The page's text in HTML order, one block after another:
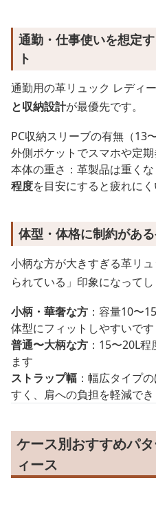
通勤・仕事使いを想定
ト
通勤用の革リュック レディ
と収納設計が最優先です。
PC収納スリーブの有無（13
外側ポケットでスマホや定
本体の重さ：革製品は重くな
程度を目安にすると疲れに
体型・体格に制約があ
小柄な方が大きすぎる革リ
られている」印象になってし
小柄・華奢な方 ：容量10〜
体型にフィットしやすいです
普通〜大柄な方 ：15〜20L
ます
ストラップ幅 ：幅広タイプ
すく、肩への負担を軽減で
ケース別おすすめパ
ィース